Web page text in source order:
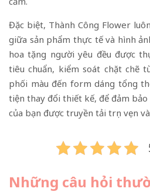
Đặc biệt, Thành Công Flower
giữa sản phẩm thực tế và hình
hoa tặng người yêu đều được
tiêu chuẩn, kiểm soát chặt chẽ
phối màu đến form dáng tổng
tiện thay đổi thiết kế, để đảm
của bạn được truyền tải trọn vẹn
Những câu hỏi